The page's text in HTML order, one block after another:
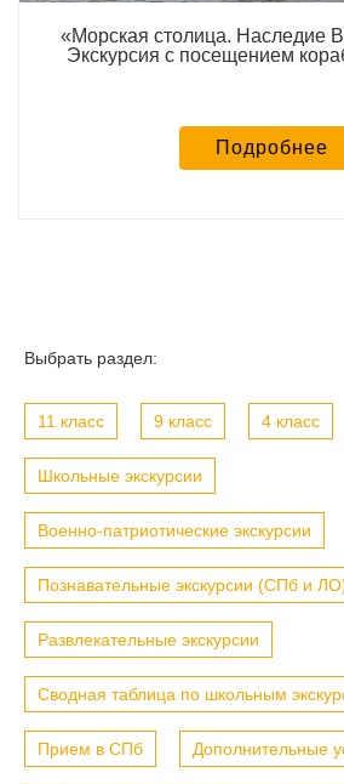
«Морская столица. Наследие
Экскурсия с посещением
Подробнее
Выбрать раздел:
11 класс 9 класс 4 класс
Школьные экскурсии
Военно-патриотические экскурсии
Познавательные экскурсии (СПб и
Развлекательные экскурсии
Сводная таблица по школьным
Прием в СПб Дополнительные